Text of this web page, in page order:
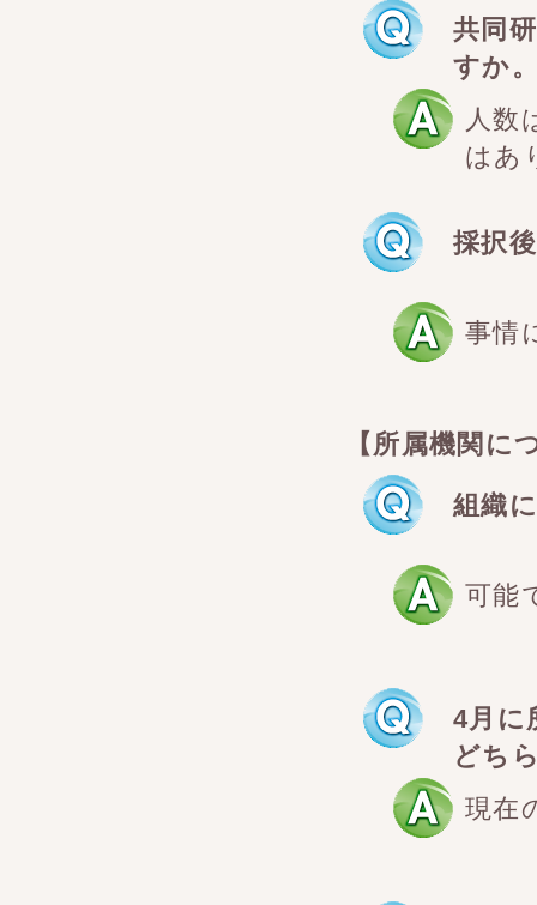
共同
すか
人数
はあ
採択
事情
【所属機関に
組織
可能
4月に
どち
現在